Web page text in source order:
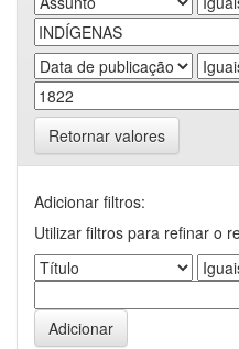
Retornar valores
Adicionar filtros:
Utilizar filtros para refinar o